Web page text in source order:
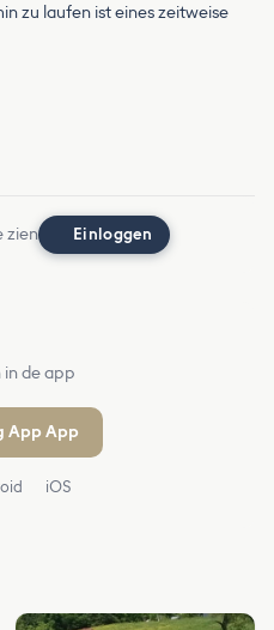
zu laufen ist eines zeitweise
zien Einloggen
de app
App App
iOS